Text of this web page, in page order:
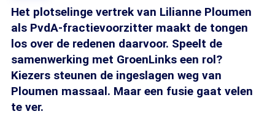
Het plotselinge vertrek van Lilianne Ploumen
als PvdA-fractievoorzitter maakt de tongen
los over de redenen daarvoor. Speelt de
samenwerking met GroenLinks een rol?
Kiezers steunen de ingeslagen weg van
Ploumen massaal. Maar een fusie gaat velen
te ver.